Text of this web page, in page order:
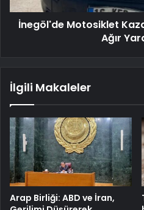
İnegöl'de Motosiklet
Ağır
İlgili Makaleler
Arap Birliği: ABD ve İran,